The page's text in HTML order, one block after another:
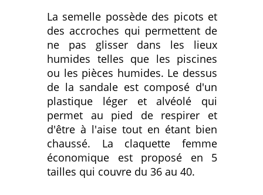
La semelle possède des picots et
des accroches qui permettent de
ne pas glisser dans les lieux
humides telles que les piscines
ou les pièces humides. Le dessus
de la sandale est composé d'un
plastique léger et alvéolé qui
permet au pied de respirer et
d'être à l'aise tout en étant bien
chaussé. La claquette femme
économique est proposé en 5
tailles qui couvre du 36 au 40.